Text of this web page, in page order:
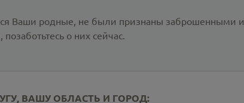
Ваши родные, не были признаны заброшенными и
позаботьтесь о них сейчас.
ВАШУ ОБЛАСТЬ И ГОРОД: